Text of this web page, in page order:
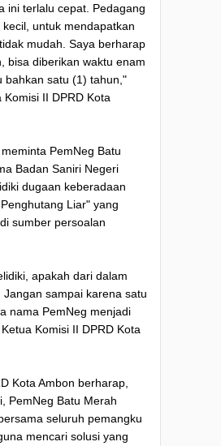
ini terlalu cepat. Pedagang
untuk mendapatkan
mudah. Saya berharap
bisa diberikan waktu enam
bahkan satu (1) tahun,"
Komisi II DPRD Kota
PemNeg Batu
Badan Saniri Negeri
dugaan keberadaan
Liar" yang
sumber persoalan
apakah dari dalam
Jangan sampai karena satu
nama PemNeg menjadi
Komisi II DPRD Kota
Kota Ambon berharap,
PemNeg Batu Merah
seluruh pemangku
mencari solusi yang